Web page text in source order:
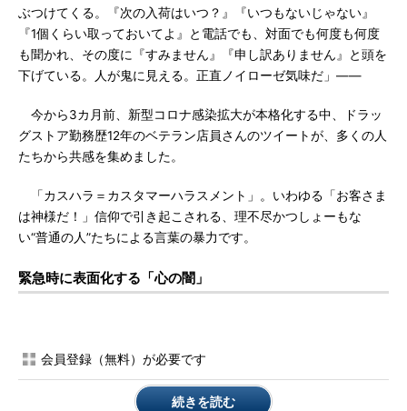
ぶつけてくる。『次の入荷はいつ？』『いつもないじゃない』
『1個くらい取っておいてよ』と電話でも、対面でも何度も何度
も聞かれ、その度に『すみません』『申し訳ありません』と頭を
下げている。人が鬼に見える。正直ノイローゼ気味だ」――
今から3カ月前、新型コロナ感染拡大が本格化する中、ドラッ
グストア勤務歴12年のベテラン店員さんのツイートが、多くの人
たちから共感を集めました。
「カスハラ＝カスタマーハラスメント」。いわゆる「お客さま
は神様だ！」信仰で引き起こされる、理不尽かつしょーもな
い“普通の人”たちによる言葉の暴力です。
緊急時に表面化する「心の闇」
会員登録（無料）が必要です
続きを読む